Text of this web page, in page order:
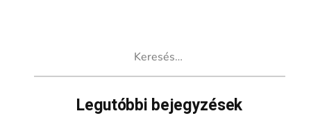
Legutóbbi bejegyzések